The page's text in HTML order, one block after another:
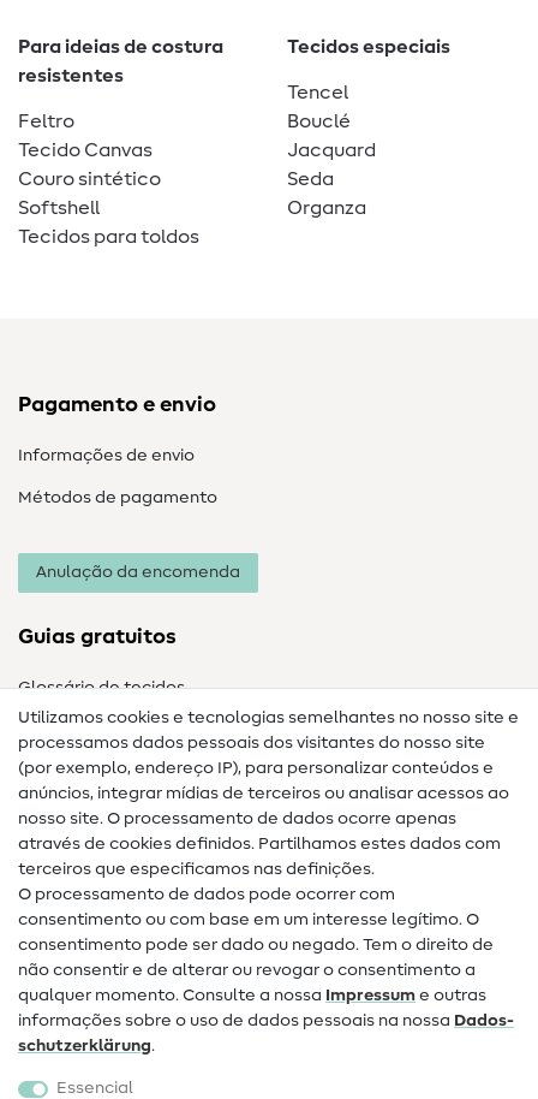
Para ideias de costura
resistentes
Feltro
Tecido Canvas
Couro sintético
Softshell
Tecidos para toldos
Tecidos especiais
Tencel
Bouclé
Jacquard
Seda
Organza
Pagamento e envio
Informações de envio
Métodos de pagamento
Anulação da encomenda
Guias gratuitos
Glossário de tecidos
Guias de costura
Ajuda e contacto
Contacto
Mudança de proprietário
Perguntas frequentes (FAQ)
Direito de cancelamento
Popular
Utilizamos cookies e tecnologias semelhantes no nosso site e
processamos dados pessoais dos visitantes do nosso site
(por exemplo, endereço IP), para personalizar conteúdos e
anúncios, integrar mídias de terceiros ou analisar acessos ao
nosso site. O processamento de dados ocorre apenas
através de cookies definidos. Partilhamos estes dados com
terceiros que especificamos nas definições.
O processamento de dados pode ocorrer com
consentimento ou com base em um interesse legítimo. O
consentimento pode ser dado ou negado. Tem o direito de
não consentir e de alterar ou revogar o consentimento a
qualquer momento. Consulte a nossa Impressum e outras
informações sobre o uso de dados pessoais na nossa Dados­
schutz­erklärung.
Essencial